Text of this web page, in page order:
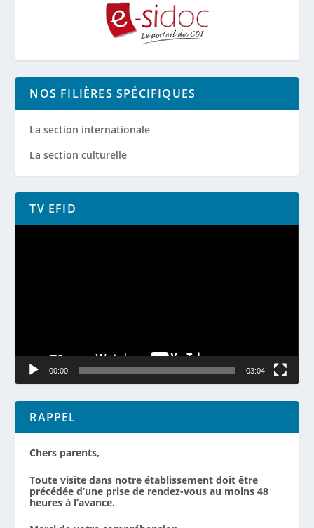
NOS FILIÈRES SPÉCIFIQUES
La section internationale
La section culturelle
TV EFID
00:00 03:04
RAPPEL
Chers parents,
Toute visite dans notre établissement doit être
précédée d’une prise de rendez-vous au moins 48
heures à l’avance.